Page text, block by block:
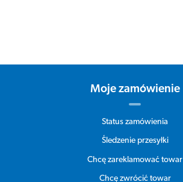
Moje zamówienie
Status zamówienia
Śledzenie przesyłki
Chcę zareklamować towar
Chcę zwrócić towar